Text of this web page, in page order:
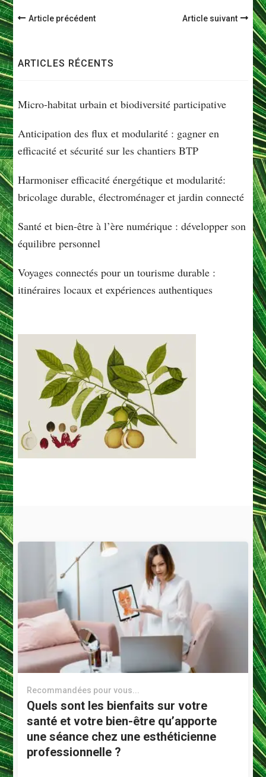
Navigation
Article précédent Article suivant
ARTICLES RÉCENTS
Micro-habitat urbain et biodiversité participative
Anticipation des flux et modularité : gagner en
efficacité et sécurité sur les chantiers BTP
Harmoniser efficacité énergétique et modularité:
bricolage durable, électroménager et jardin connecté
Santé et bien-être à l’ère numérique : développer son
équilibre personnel
Voyages connectés pour un tourisme durable :
itinéraires locaux et expériences authentiques
Recommandées pour vous...
Quels sont les bienfaits sur votre
santé et votre bien-être qu’apporte
une séance chez une esthéticienne
professionnelle ?